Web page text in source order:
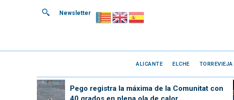
Newsletter
ALICANTE ELCHE TORREVIEJA
Pego registra la máxima de la Comunitat con